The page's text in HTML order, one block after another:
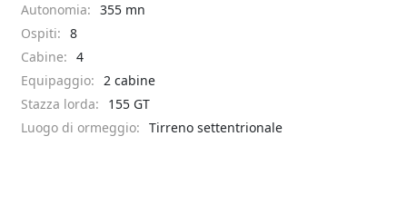
Autonomia: 355 mn
Ospiti: 8
Cabine: 4
Equipaggio: 2 cabine
Stazza lorda:
155 GT
Luogo di ormeggio: Tirreno settentrionale